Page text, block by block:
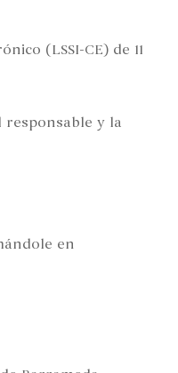
(LSSI-CE) de 11
y la
en